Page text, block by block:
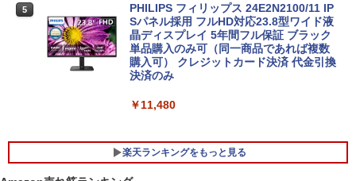
itude 3500 / 第8世代Corei3 / SSD256G
B / メモリー8GB / Windows11 / USB / S
D / typeC / Bluetooth / HDMI / VGA / M
S-office搭載
￥11,900
5
PHILIPS フィリップス 24E2N2100/11 IP
Sパネル採用 フルHD対応23.8型ワイド液
晶ディスプレイ 5年間フル保証 ブラック
単品購入のみ可（同一商品であれば複数
購入可） クレジットカード決済 代金引換
決済のみ
￥11,480
楽天ランキングをもっと見る